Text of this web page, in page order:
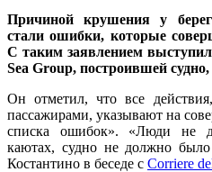
Причиной крушения у
стали ошибки, которые
С таким заявлением
Sea Group, построившей
Он отметил, что все
пассажирами, указывают на
списка ошибок». «Люди не
каютах, судно не должно
Костантино в беседе с Corriere